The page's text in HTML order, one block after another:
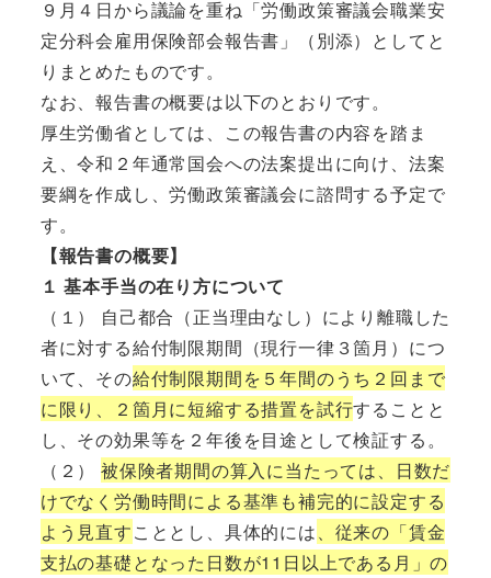
９月４日から議論を重ね「労働政策審議会職業安
定分科会雇用保険部会報告書」（別添）としてと
りまとめたものです。
なお、報告書の概要は以下のとおりです。
厚生労働省としては、この報告書の内容を踏ま
え、令和２年通常国会への法案提出に向け、法案
要綱を作成し、労働政策審議会に諮問する予定で
す。
【報告書の概要】
１ 基本手当の在り方について
（１） 自己都合（正当理由なし）により離職した
者に対する給付制限期間（現行一律３箇月）につ
いて、その給付制限期間を５年間のうち２回まで
に限り、２箇月に短縮する措置を試行することと
し、その効果等を２年後を目途として検証する。
（２） 被保険者期間の算入に当たっては、日数だ
けでなく労働時間による基準も補完的に設定する
よう見直すこととし、具体的には、従来の「賃金
支払の基礎となった日数が11日以上である月」の